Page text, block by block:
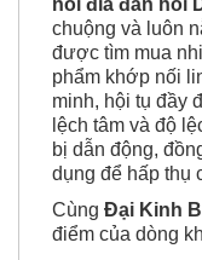
của doanh
nối đĩa đàn hồi
chuộng và luôn
được tìm mua
phẩm khớp nối
minh, hội tụ đầy
lệch tâm và độ
bị dẫn động,
dụng để hấp thụ
CùngĐại Kinh